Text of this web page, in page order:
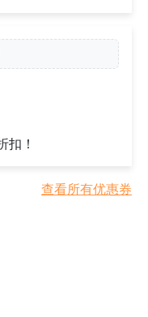
扣！
查看所有优惠券